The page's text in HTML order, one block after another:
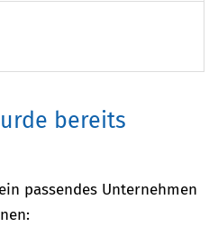
bereits
passendes Unternehmen